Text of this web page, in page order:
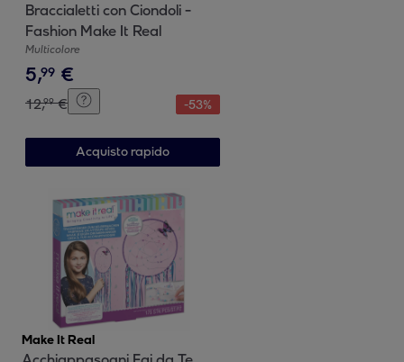
Braccialetti con Ciondoli -
Fashion Make It Real
Multicolore
5,99 €
12,99 € -53%
Acquisto rapido
Make It Real